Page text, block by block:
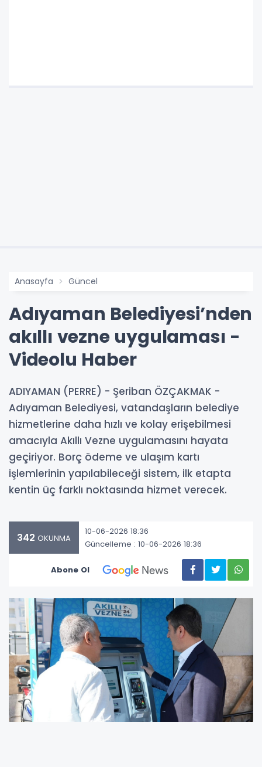
Anasayfa Güncel
Adıyaman Belediyesi’nden
akıllı vezne uygulaması -
Videolu Haber
ADIYAMAN (PERRE) - Şeriban ÖZÇAKMAK -
Adıyaman Belediyesi, vatandaşların belediye
hizmetlerine daha hızlı ve kolay erişebilmesi
amacıyla Akıllı Vezne uygulamasını hayata
geçiriyor. Borç ödeme ve ulaşım kartı
işlemlerinin yapılabileceği sistem, ilk etapta
kentin üç farklı noktasında hizmet verecek.
342 OKUNMA
10-06-2026 18:36
Güncelleme : 10-06-2026 18:36
Abone Ol